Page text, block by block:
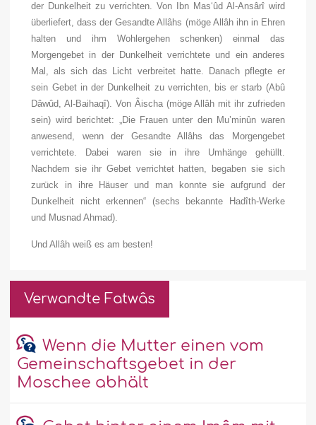
der Dunkelheit zu verrichten. Von Ibn Mas‘ûd Al-Ansârî wird
überliefert, dass der Gesandte Allâhs (möge Allâh ihn in Ehren
halten und ihm Wohlergehen schenken) einmal das
Morgengebet in der Dunkelheit verrichtete und ein anderes
Mal, als sich das Licht verbreitet hatte. Danach pflegte er
sein Gebet in der Dunkelheit zu verrichten, bis er starb (Abû
Dâwûd, Al-Baihaqî). Von Âischa (möge Allâh mit ihr zufrieden
sein) wird berichtet: „Die Frauen unter den Mu’minûn waren
anwesend, wenn der Gesandte Allâhs das Morgengebet
verrichtete. Dabei waren sie in ihre Umhänge gehüllt.
Nachdem sie ihr Gebet verrichtet hatten, begaben sie sich
zurück in ihre Häuser und man konnte sie aufgrund der
Dunkelheit nicht erkennen“ (sechs bekannte Hadîth-Werke
und Musnad Ahmad).
Und Allâh weiß es am besten!
Verwandte Fatwâs
Wenn die Mutter einen vom
Gemeinschaftsgebet in der
Moschee abhält